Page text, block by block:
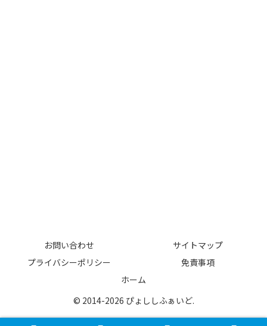
お問い合わせ
サイトマップ
プライバシーポリシー
免責事項
ホーム
© 2014-2026 ぴょししふぁいど.